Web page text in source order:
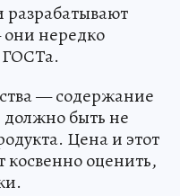
разрабатывают
нередко
ГОСТа.
— содержание
быть не
Цена и этот
косвенно оценить,